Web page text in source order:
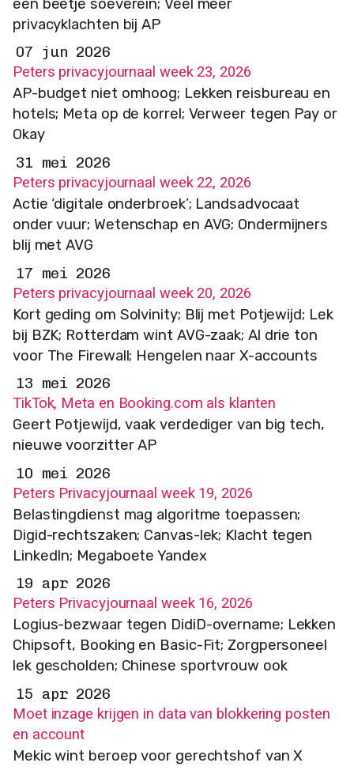
een beetje soeverein; Veel meer
privacyklachten bij AP
07 jun 2026
Peters privacyjournaal week 23, 2026
AP-budget niet omhoog; Lekken reisbureau en
hotels; Meta op de korrel; Verweer tegen Pay or
Okay
31 mei 2026
Peters privacyjournaal week 22, 2026
Actie ‘digitale onderbroek’; Landsadvocaat
onder vuur; Wetenschap en AVG; Ondermijners
blij met AVG
17 mei 2026
Peters privacyjournaal week 20, 2026
Kort geding om Solvinity; Blij met Potjewijd; Lek
bij BZK; Rotterdam wint AVG-zaak; Al drie ton
voor The Firewall; Hengelen naar X-accounts
13 mei 2026
TikTok, Meta en Booking.com als klanten
Geert Potjewijd, vaak verdediger van big tech,
nieuwe voorzitter AP
10 mei 2026
Peters Privacyjournaal week 19, 2026
Belastingdienst mag algoritme toepassen;
Digid-rechtszaken; Canvas-lek; Klacht tegen
LinkedIn; Megaboete Yandex
19 apr 2026
Peters Privacyjournaal week 16, 2026
Logius-bezwaar tegen DidiD-overname; Lekken
Chipsoft, Booking en Basic-Fit; Zorgpersoneel
lek gescholden; Chinese sportvrouw ook
15 apr 2026
Moet inzage krijgen in data van blokkering posten
en account
Mekic wint beroep voor gerechtshof van X